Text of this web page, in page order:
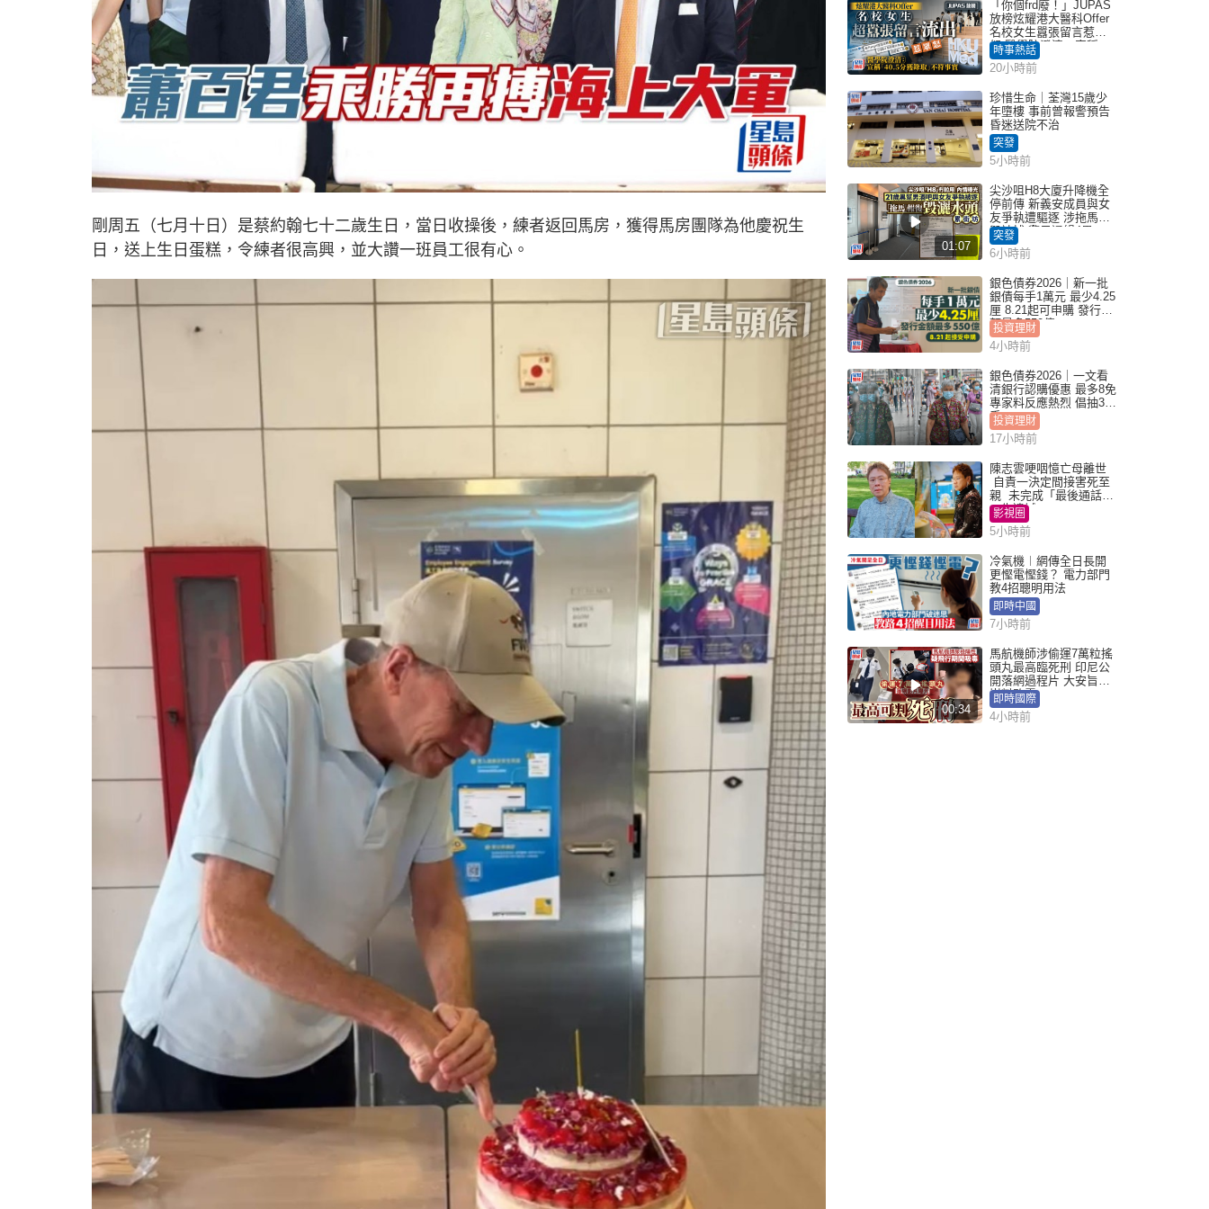
剛周五（七月十日）是蔡約翰七十二歲生日，當日收操後，練者返回馬房，獲得馬房團隊為他慶祝生
日，送上生日蛋糕，令練者很高興，並大讚一班員工很有心。
「你個frd廢！」JUPAS
放榜炫耀港大醫科Offer
名校女生囂張留言惹眾
怒 醫學院澄清：宣稱
「40.5分獲錄取」不符事
實｜Juicy叮
時事熱話
20小時前
珍惜生命｜荃灣15歲少
年墮樓 事前曾報警預告
昏迷送院不治
突發
5小時前
01:07
尖沙咀H8大廈升降機全
停前傳 新義安成員與女
友爭執遭驅逐 涉拖馬刑
毀被捕 警另通緝4男
突發
6小時前
銀色債券2026｜新一批
銀債每手1萬元 最少4.25
厘 8.21起可申購 發行金
額最多550億
投資理財
4小時前
銀色債券2026｜一文看
清銀行認購優惠 最多8免
專家料反應熱烈 倡抽30
手
投資理財
17小時前
陳志雲哽咽憶亡母離世
自責一決定間接害死至
親 未完成「最後通話」
一生遺憾
影視圈
5小時前
冷氣機︱網傳全日長開
更慳電慳錢？ 電力部門
教4招聰明用法
即時中國
7小時前
00:34
馬航機師涉偷運7萬粒搖
頭丸最高臨死刑 印尼公
開落網過程片 大安旨意
豈料敗露
即時國際
4小時前